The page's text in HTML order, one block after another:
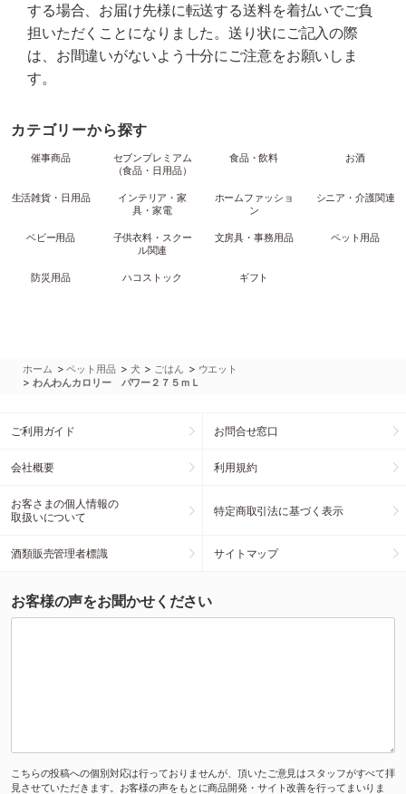
する場合、お届け先様に転送する送料を着払いでご負
担いただくことになりました。送り状にご記入の際
は、お間違いがないよう十分にご注意をお願いしま
す。
カテゴリーから探す
催事商品
セブンプレミアム
（食品・日用品）
食品・飲料 お酒
生活雑貨・日用品
インテリア・家
具・家電
ホームファッショ
ン
シニア・介護関連
ベビー用品
子供衣料・スクー
ル関連
文房具・事務用品 ペット用品
防災用品 ハコストック ギフト
ホーム >ペット用品 > 犬 > ごはん > ウエット
> わんわんカロリー パワー２７５ｍＬ
ご利用ガイド お問合せ窓口
会社概要 利用規約
お客さまの個人情報の
取扱いについて
特定商取引法に基づく表示
酒類販売管理者標識 サイトマップ
お客様の声をお聞かせください
こちらの投稿への個別対応は行っておりませんが、頂いたご意見はスタッフがすべて拝
見させていただきます。お客様の声をもとに商品開発・サイト改善を行ってまいりま